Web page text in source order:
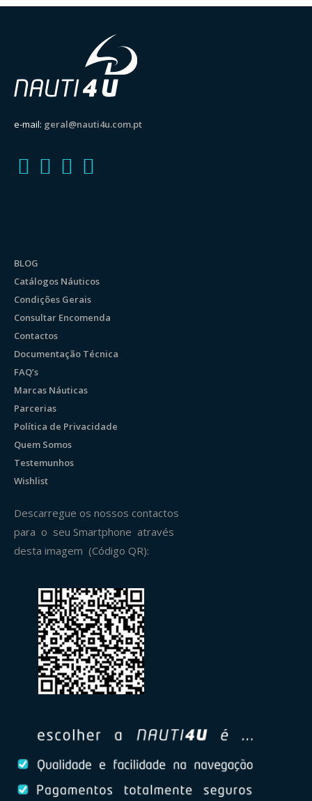
e-mail: geral@nauti4u.com.pt
BLOG
Catálogos Náuticos
Condições Gerais
Consultar Encomenda
Contactos
Documentação Técnica
FAQ’s
Marcas Náuticas
Parcerias
Política de Privacidade
Quem Somos
Testemunhos
Wishlist
Descarregue os nossos contactos
para o seu Smartphone através
desta imagem (Código QR):